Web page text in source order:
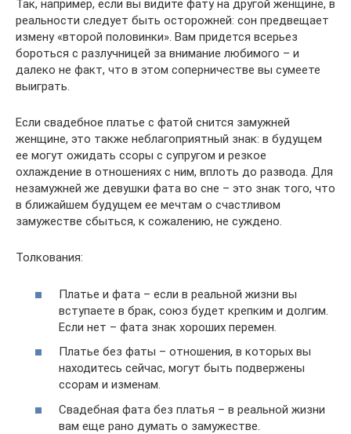
Так, например, если вы видите фату на другой женщине, в
реальности следует быть осторожней: сон предвещает
измену «второй половинки». Вам придется всерьез
бороться с разлучницей за внимание любимого – и
далеко не факт, что в этом соперничестве вы сумеете
выиграть.
Если свадебное платье с фатой снится замужней
женщине, это также неблагоприятный знак: в будущем
ее могут ожидать ссоры с супругом и резкое
охлаждение в отношениях с ним, вплоть до развода. Для
незамужней же девушки фата во сне – это знак того, что
в ближайшем будущем ее мечтам о счастливом
замужестве сбыться, к сожалению, не суждено.
Толкования:
Платье и фата – если в реальной жизни вы
вступаете в брак, союз будет крепким и долгим.
Если нет – фата знак хороших перемен.
Платье без фаты – отношения, в которых вы
находитесь сейчас, могут быть подвержены
ссорам и изменам.
Свадебная фата без платья – в реальной жизни
вам еще рано думать о замужестве.